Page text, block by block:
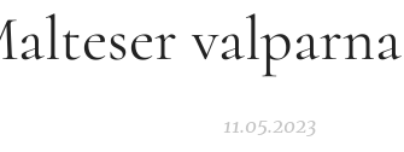
11.05.2023